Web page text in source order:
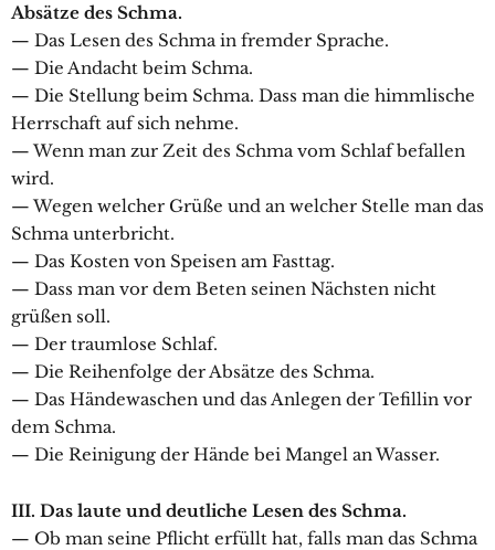
Absätze des Schma.
— Das Lesen des Schma in fremder Sprache.
— Die Andacht beim Schma.
— Die Stellung beim Schma. Dass man die himmlische
Herrschaft auf sich nehme.
— Wenn man zur Zeit des Schma vom Schlaf befallen
wird.
— Wegen welcher Grüße und an welcher Stelle man das
Schma unterbricht.
— Das Kosten von Speisen am Fasttag.
— Dass man vor dem Beten seinen Nächsten nicht
grüßen soll.
— Der traumlose Schlaf.
— Die Reihenfolge der Absätze des Schma.
— Das Händewaschen und das Anlegen der Tefillin vor
dem Schma.
— Die Reinigung der Hände bei Mangel an Wasser.
III. Das laute und deutliche Lesen des Schma.
— Ob man seine Pflicht erfüllt hat, falls man das Schma